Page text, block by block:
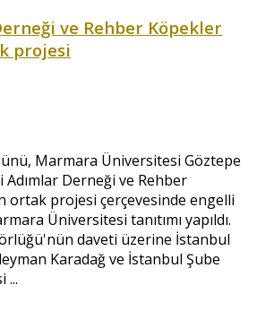
ve Rehber Köpekler
projesi
Marmara Üniversitesi Göztepe
Derneği ve Rehber
ortak projesi çerçevesinde engelli
Üniversitesi tanıtımı yapıldı.
daveti üzerine İstanbul
Karadağ ve İstanbul Şube
...